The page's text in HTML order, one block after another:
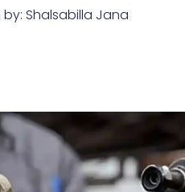
by: Shalsabilla Jana